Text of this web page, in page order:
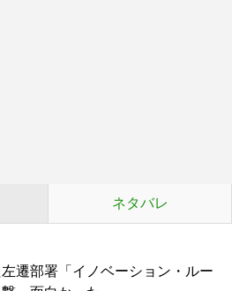
ネタバレ
遷部署「イノベーション・ルー